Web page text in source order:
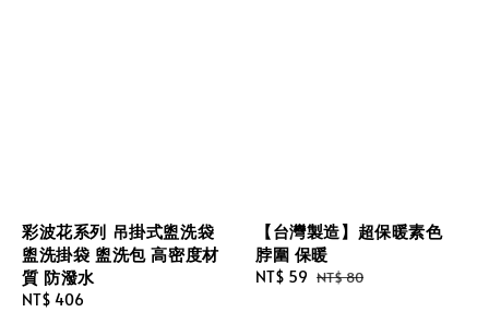
彩波花系列 吊掛式盥洗袋
盥洗掛袋 盥洗包 高密度材
質 防潑水
Regular
NT$ 406
【台灣製造】超保暖素色
脖圍 保暖
Sale
NT$ 59 Regular
NT$ 80